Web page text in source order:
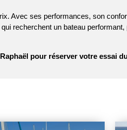
Avec ses performances, son
recherchent un bateau
pour réserver votre essai